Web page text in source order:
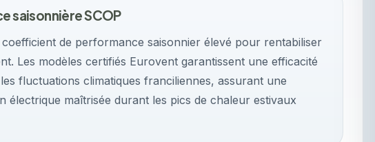
saisonnière SCOP
de performance saisonnier élevé pour rentabiliser
Les modèles certifiés Eurovent garantissent une efficacité
fluctuations climatiques franciliennes, assurant une
électrique maîtrisée durant les pics de chaleur estivaux